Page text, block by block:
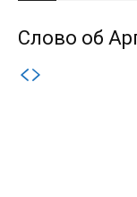
Слово об